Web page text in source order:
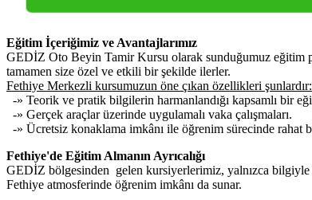
Eğitim İçeriğimiz ve Avantajlarımız
GEDİZ Oto Beyin Tamir Kursu olarak sunduğumuz eğitim
tamamen size özel ve etkili bir şekilde ilerler.
Fethiye Merkezli kursumuzun öne çıkan özellikleri şunlardır:
-» Teorik ve pratik bilgilerin harmanlandığı kapsamlı bir
-» Gerçek araçlar üzerinde uygulamalı vaka çalışmaları.
-» Ücretsiz konaklama imkânı ile öğrenim sürecinde rahat
Fethiye'de Eğitim Almanın Ayrıcalığı
GEDİZ bölgesinden gelen kursiyerlerimiz, yalnızca bilgiyle
Fethiye atmosferinde öğrenim imkânı da sunar.